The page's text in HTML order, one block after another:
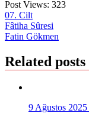
Post Views: 323
07. Cilt
Yazı
gezinmesi
Fâtiha Sûresi
Fatin Gökmen
Related posts
9 Ağustos 2025